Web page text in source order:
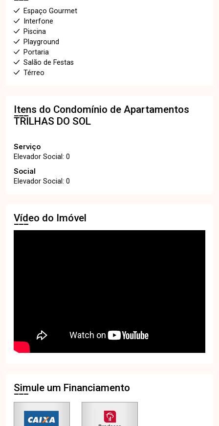
Espaço Gourmet
Interfone
Piscina
Playground
Portaria
Salão de Festas
Térreo
Itens do Condomínio de Apartamentos
TRILHAS DO SOL
Serviço
Elevador Social: 0
Social
Elevador Social: 0
Vídeo do Imóvel
Simule um Financiamento